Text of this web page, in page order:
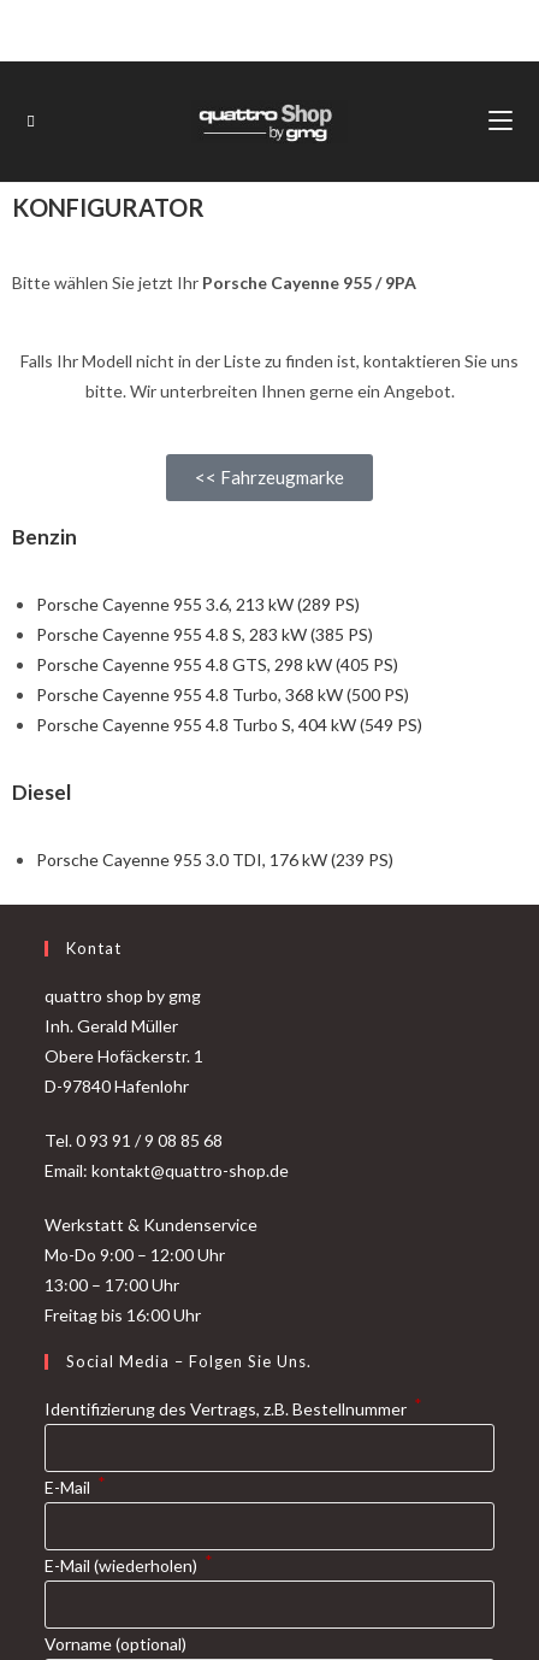
KONFIGURATOR
Bitte wählen Sie jetzt Ihr Porsche Cayenne 955 / 9PA
Falls Ihr Modell nicht in der Liste zu finden ist, kontaktieren Sie uns
bitte. Wir unterbreiten Ihnen gerne ein Angebot.
<< Fahrzeugmarke
Benzin
Porsche Cayenne 955 3.6, 213 kW (289 PS)
Porsche Cayenne 955 4.8 S, 283 kW (385 PS)
Porsche Cayenne 955 4.8 GTS, 298 kW (405 PS)
Porsche Cayenne 955 4.8 Turbo, 368 kW (500 PS)
Porsche Cayenne 955 4.8 Turbo S, 404 kW (549 PS)
Diesel
Porsche Cayenne 955 3.0 TDI, 176 kW (239 PS)
Kontat
quattro shop by gmg
Inh. Gerald Müller
Obere Hofäckerstr. 1
D-97840 Hafenlohr
Tel. 0 93 91 / 9 08 85 68
Email: kontakt@quattro-shop.de
Werkstatt & Kundenservice
Mo-Do 9:00 – 12:00 Uhr
13:00 – 17:00 Uhr
Freitag bis 16:00 Uhr
Social Media – Folgen Sie Uns.
Identifizierung des Vertrags, z.B. Bestellnummer *
E-Mail *
E-Mail (wiederholen) *
Vorname(optional)